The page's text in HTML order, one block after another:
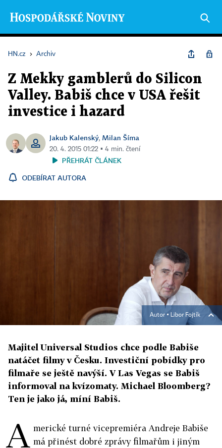
HN.cz › Archiv
Z Mekky gamblerů do Silicon
Valley. Babiš chce v USA řešit
investice i hazard
Jakub Kalenský, Milan Šíma
20. 4. 2015 01:22 ▪ 4 min. čtení
PŘEHRÁT ČLÁNEK
ODEBÍRAT AUTORA
Autor ▪ Libor Fojtík
Majitel Universal Studios chce podle Babiše
natáčet filmy v Česku. Investiční pobídky pro
filmaře se ještě navýší. V Las Vegas se Babiš
informoval na kvízomaty. Michael Bloomberg?
Ten je jako já, míní Babiš.
A merické turné vicepre­miéra Andreje Babiše
má přinést dobré zprávy filmařům i jiným